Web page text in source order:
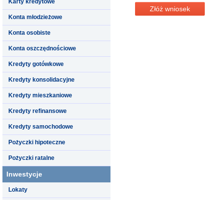
Konta młodzieżowe
Konta osobiste
Konta oszczędnościowe
Kredyty gotówkowe
Kredyty konsolidacyjne
Kredyty mieszkaniowe
Kredyty refinansowe
Kredyty samochodowe
Pożyczki hipoteczne
Pożyczki ratalne
Inwestycje
Lokaty
Złóż wniosek